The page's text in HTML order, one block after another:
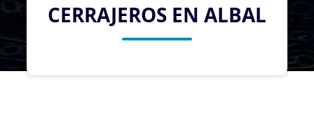
CERRAJEROS EN ALBAL